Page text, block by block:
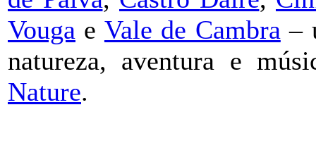
Vouga e Vale de Cambra –
natureza, aventura e
Nature.